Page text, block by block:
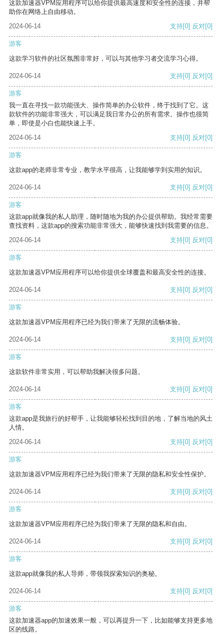
这款加速器VPM应用程序可以给你提供最高速度和安全性的连接，并帮
助你在网络上自由移动。
2024-06-14
支持[0] 反对[0]
游客
这款学习软件的社区氛围非常好，可以与其他学习者交流学习心得。
2024-06-14 支持[0] 反对[0]
游客
我一直在寻找一款功能强大、操作简单的办公软件，终于找到了它。这
款软件的功能非常强大，可以满足我日常办公的所有需求。操作也很简
单，即使是小白也能快速上手。
2024-06-14
支持[0] 反对[0]
游客
这款app的老师非常专业，教学水平很高，让我能够学到实用的知识。
2024-06-14 支持[0] 反对[0]
游客
这款app就像我的私人助理，随时随地为我的办公提供帮助。我经常需要
查找资料，这款app的搜索功能非常强大，能够快速找到我需要的信息。
2024-06-14
支持[0] 反对[0]
游客
这款加速器VPM应用程序可以给你提供全球覆盖和最高安全性的连接。
2024-06-14 支持[0] 反对[0]
游客
这款加速器VPM应用程序已经为我们带来了无限的流畅体验。
2024-06-14 支持[0] 反对[0]
游客
这款软件非常实用，可以帮助我解决很多问题。
2024-06-14 支持[0] 反对[0]
游客
这款app是我旅行的好帮手，让我能够轻松找到目的地，了解当地的风土
人情。
2024-06-14
支持[0] 反对[0]
游客
这款加速器VPM应用程序已经为我们带来了无限的隐私和安全性保护。
2024-06-14 支持[0] 反对[0]
游客
这款加速器VPM应用程序已经为我们带来了无限的隐私和自由。
2024-06-14 支持[0] 反对[0]
游客
这款app就像我的私人导师，带领我探索知识的奥秘。
2024-06-14 支持[0] 反对[0]
游客
这款加速器app的加速效果一般，可以再提升一下，比如能够支持更多地
区的线路。